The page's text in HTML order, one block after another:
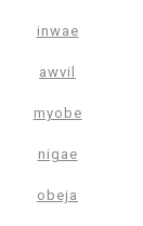
inwae
awvil
myobe
nigae
obeja